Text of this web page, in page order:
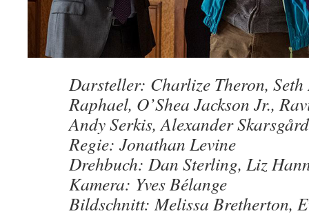
Darsteller: Charlize Theron, Seth
Raphael, O’Shea Jackson Jr.,
Andy Serkis, Alexander
Regie: Jonathan Levine
Drehbuch: Dan Sterling, Liz
Kamera: Yves Bélange
Bildschnitt: Melissa Bretherton,